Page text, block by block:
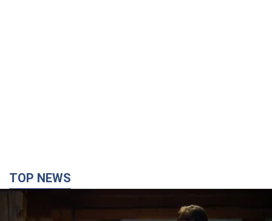
Зеленський вперше прибув до Сербії: